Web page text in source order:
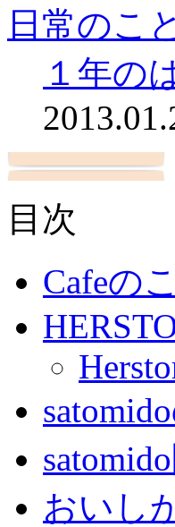
日常のこ
１年の
目次
Cafeの
おいし